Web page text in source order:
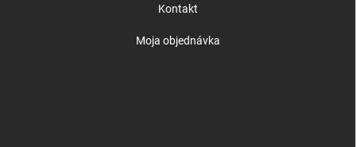
Kontakt
Moja objednávka